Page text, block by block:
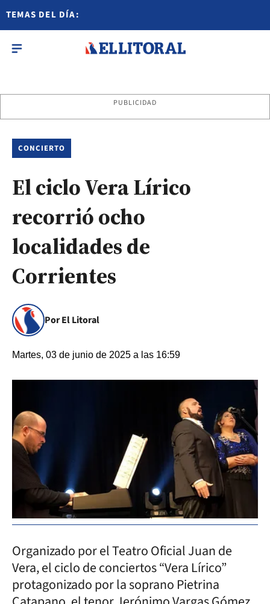
TEMAS DEL DÍA:
PUBLICIDAD
CONCIERTO
El ciclo Vera Lírico
recorrió ocho
localidades de
Corrientes
Por El Litoral
Martes, 03 de junio de 2025 a las 16:59
Organizado por el Teatro Oficial Juan de
Vera, el ciclo de conciertos “Vera Lírico”
protagonizado por la soprano Pietrina